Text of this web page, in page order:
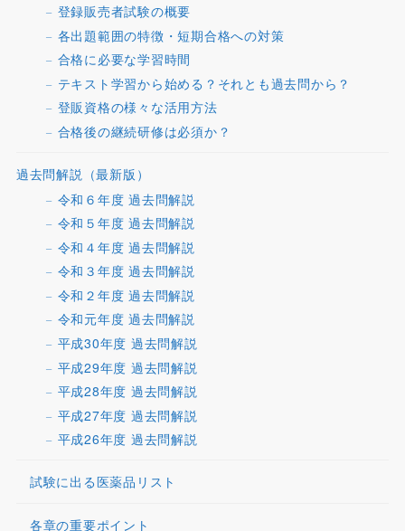
登録販売者試験の概要
各出題範囲の特徴・短期合格への対策
合格に必要な学習時間
テキスト学習から始める？それとも過去問から？
登販資格の様々な活用方法
合格後の継続研修は必須か？
過去問解説（最新版）
令和６年度 過去問解説
令和５年度 過去問解説
令和４年度 過去問解説
令和３年度 過去問解説
令和２年度 過去問解説
令和元年度 過去問解説
平成30年度 過去問解説
平成29年度 過去問解説
平成28年度 過去問解説
平成27年度 過去問解説
平成26年度 過去問解説
試験に出る医薬品リスト
各章の重要ポイント